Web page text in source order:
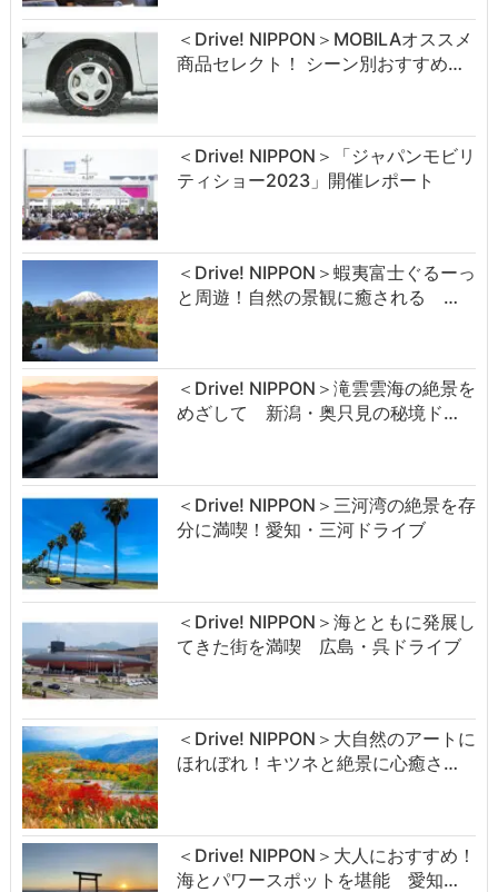
＜Drive! NIPPON＞MOBILAオススメ
商品セレクト！ シーン別おすすめ…
＜Drive! NIPPON＞「ジャパンモビリ
ティショー2023」開催レポート
＜Drive! NIPPON＞蝦夷富士ぐるーっ
と周遊！自然の景観に癒される …
＜Drive! NIPPON＞滝雲雲海の絶景を
めざして 新潟・奥只見の秘境ド…
＜Drive! NIPPON＞三河湾の絶景を存
分に満喫！愛知・三河ドライブ
＜Drive! NIPPON＞海とともに発展し
てきた街を満喫 広島・呉ドライブ
＜Drive! NIPPON＞大自然のアートに
ほれぼれ！キツネと絶景に心癒さ…
＜Drive! NIPPON＞大人におすすめ！
海とパワースポットを堪能 愛知…